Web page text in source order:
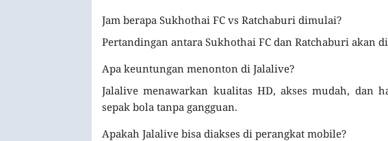
Jam berapa Sukhothai FC vs Ratchaburi dimulai?
Pertandingan antara Sukhothai FC dan Ratchaburi akan
Apa keuntungan menonton di Jalalive?
Jalalive menawarkan kualitas HD, akses mudah, dan
sepak bola tanpa gangguan.
Apakah Jalalive bisa diakses di perangkat mobile?